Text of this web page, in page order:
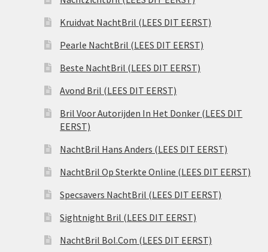
Kruidvat NachtBril (LEES DIT EERST)
Pearle NachtBril (LEES DIT EERST)
Beste NachtBril (LEES DIT EERST)
Avond Bril (LEES DIT EERST)
Bril Voor Autorijden In Het Donker (LEES DIT
EERST)
NachtBril Hans Anders (LEES DIT EERST)
NachtBril Op Sterkte Online (LEES DIT EERST)
Specsavers NachtBril (LEES DIT EERST)
Sightnight Bril (LEES DIT EERST)
NachtBril Bol.Com (LEES DIT EERST)